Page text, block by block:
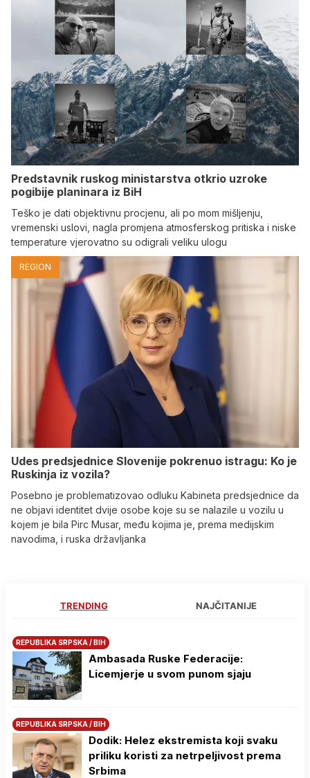
Predstavnik ruskog ministarstva otkrio uzroke
pogibije planinara iz BiH
Teško je dati objektivnu procjenu, ali po mom mišljenju,
vremenski uslovi, nagla promjena atmosferskog pritiska i niske
temperature vjerovatno su odigrali veliku ulogu
REGION
Udes predsjednice Slovenije pokrenuo istragu: Ko je
Ruskinja iz vozila?
Posebno je problematizovao odluku Kabineta predsjednice da
ne objavi identitet dvije osobe koje su se nalazile u vozilu u
kojem je bila Pirc Musar, među kojima je, prema medijskim
navodima, i ruska državljanka
TRENDING NAJČITANIJE
REPUBLIKA SRPSKA / BIH
Ambasada Ruske Federacije:
Licemjerje u svom punom sjaju
REPUBLIKA SRPSKA / BIH
Dodik: Helez ekstremista koji svaku
priliku koristi za netrpeljivost prema
Srbima